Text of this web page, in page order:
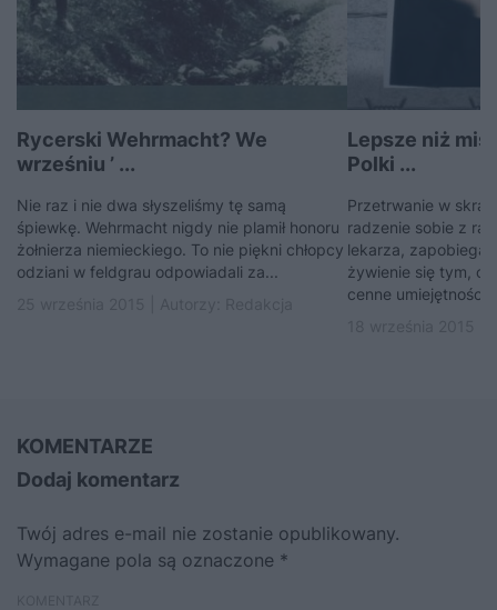
Rycerski Wehrmacht? We
wrześniu ’ ...
Nie raz i nie dwa słyszeliśmy tę samą
śpiewkę. Wehrmacht nigdy nie plamił honoru
żołnierza niemieckiego. To nie piękni chłopcy
odziani w feldgrau odpowiadali za...
Lepsze niż
Polki ...
Przetrwanie w
radzenie sobie z
lekarza,
żywienie się tym,
cenne umiejętności
KOMENTARZE
Dodaj komentarz
Twój adres e-mail nie zostanie opublikowany.
Wymagane pola są oznaczone *